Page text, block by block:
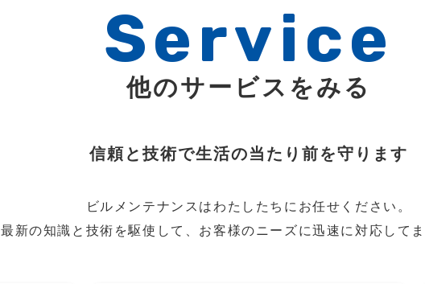
Service
他のサービスをみる
信頼と技術で生活の当たり前を守ります
ビルメンテナンスはわたしたちにお任せください。
最新の知識と技術を駆使して、お客様のニーズに迅速に対応してま